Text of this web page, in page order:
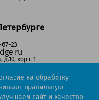
67-23
д.10, корп. 1
Петербург)
д.78Б
на обработку
правильную
сайт и качество